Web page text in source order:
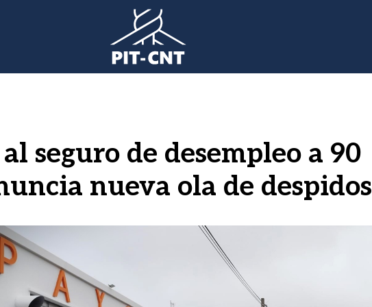
seguro de desempleo a 90
nueva ola de despidos